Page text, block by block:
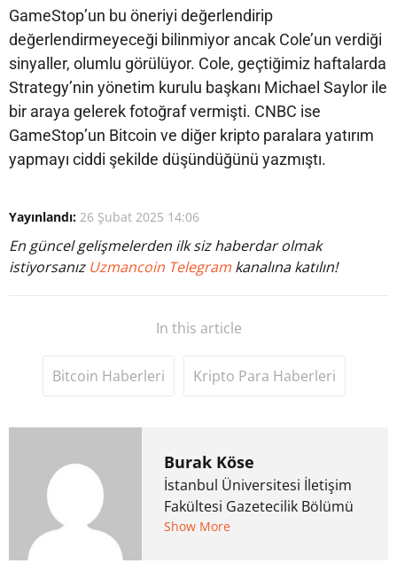
GameStop’un bu öneriyi değerlendirip
değerlendirmeyeceği bilinmiyor ancak Cole’un verdiği
sinyaller, olumlu görülüyor. Cole, geçtiğimiz haftalarda
Strategy’nin yönetim kurulu başkanı Michael Saylor ile
bir araya gelerek fotoğraf vermişti. CNBC ise
GameStop’un Bitcoin ve diğer kripto paralara yatırım
yapmayı ciddi şekilde düşündüğünü yazmıştı.
Yayınlandı: 26 Şubat 2025 14:06
En güncel gelişmelerden ilk siz haberdar olmak
istiyorsanız Uzmancoin Telegram kanalına katılın!
In this article
Bitcoin Haberleri Kripto Para Haberleri
Burak Köse
İstanbul Üniversitesi İletişim
Fakültesi Gazetecilik Bölümü
mezunu. 6 yıl ana akım
Show More